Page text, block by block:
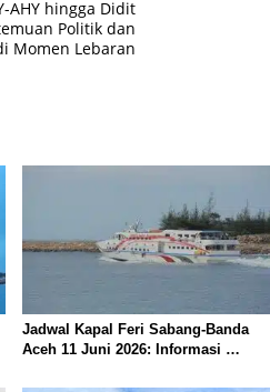
AHY hingga Didit
Politik dan
Momen Lebaran
Jadwal Kapal Feri Sabang-Banda
Aceh 11 Juni 2026: Informasi